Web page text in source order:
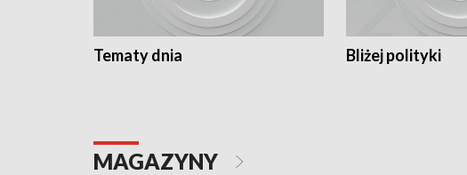
Tematy dnia Bliżej polityki
MAGAZYNY